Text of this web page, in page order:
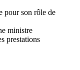
ministre
prestations